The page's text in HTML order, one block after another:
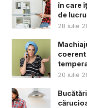
în care
de lucru
28 iulie
coerent
20 iulie